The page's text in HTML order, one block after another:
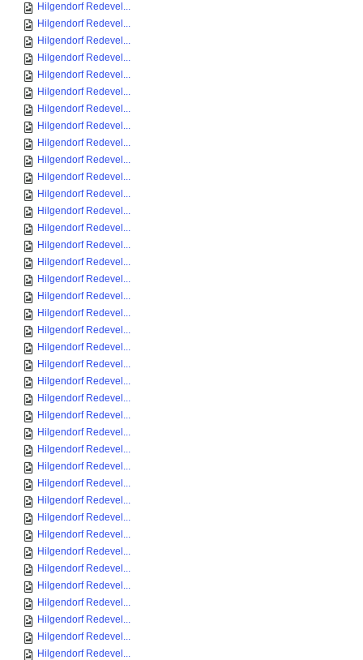
Hilgendorf Redevel...
Hilgendorf Redevel...
Hilgendorf Redevel...
Hilgendorf Redevel...
Hilgendorf Redevel...
Hilgendorf Redevel...
Hilgendorf Redevel...
Hilgendorf Redevel...
Hilgendorf Redevel...
Hilgendorf Redevel...
Hilgendorf Redevel...
Hilgendorf Redevel...
Hilgendorf Redevel...
Hilgendorf Redevel...
Hilgendorf Redevel...
Hilgendorf Redevel...
Hilgendorf Redevel...
Hilgendorf Redevel...
Hilgendorf Redevel...
Hilgendorf Redevel...
Hilgendorf Redevel...
Hilgendorf Redevel...
Hilgendorf Redevel...
Hilgendorf Redevel...
Hilgendorf Redevel...
Hilgendorf Redevel...
Hilgendorf Redevel...
Hilgendorf Redevel...
Hilgendorf Redevel...
Hilgendorf Redevel...
Hilgendorf Redevel...
Hilgendorf Redevel...
Hilgendorf Redevel...
Hilgendorf Redevel...
Hilgendorf Redevel...
Hilgendorf Redevel...
Hilgendorf Redevel...
Hilgendorf Redevel...
Hilgendorf Redevel...